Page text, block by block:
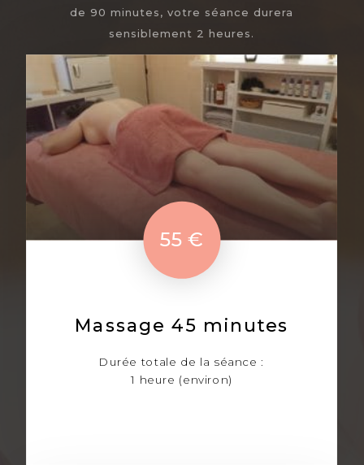
de 90 minutes, votre séance durera
sensiblement 2 heures.
55 €
Massage 45 minutes
Durée totale de la séance :
1 heure (environ)